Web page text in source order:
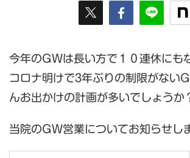
今年のGWは長い方で１０連休にも
コロナ明けで3年ぶりの制限がない
んお出かけの計画が多いでしょうか
当院のGW営業についてお知らせし